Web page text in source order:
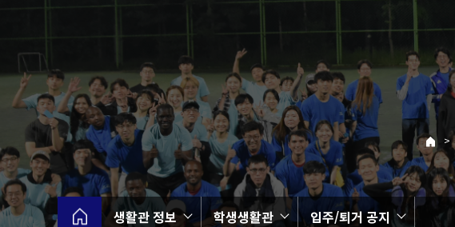
>
생활관 정보 학생생활관 입주/퇴거 공지